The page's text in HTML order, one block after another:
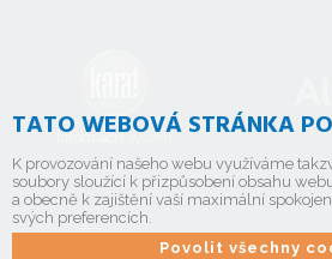
TATO WEBOVÁ STRÁNKA
K provozování našeho webu využíváme
soubory sloužící k přizpůsobení obsahu
a obecně k zajištění vaší maximální
svých preferencích.
Povolit všechny